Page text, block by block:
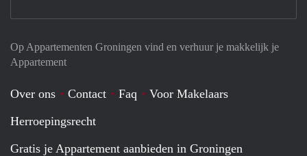
Op Appartementen Groningen vind en verhuur je makkelijk je
Appartement
Over ons Contact Faq
Voor Makelaars
Herroepingsrecht
Gratis je Appartement aanbieden in Groningen